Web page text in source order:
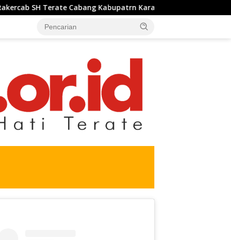
Cabang Kabupatrn Karawang Tahun 2026 Berjalan Lancar